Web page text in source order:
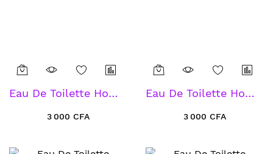
Eau De Toilette Homme THE VOICE 100ml
3 000 CFA
Eau De Toilette Homme MJ CODE 100ml
3 000 CFA